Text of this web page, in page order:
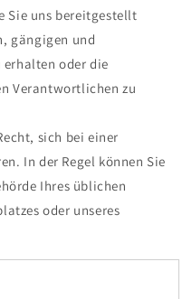
Sie uns bereitgestellt
gängigen und
erhalten oder die
Verantwortlichen zu
sich bei einer
In der Regel können Sie
Ihres üblichen
oder unseres